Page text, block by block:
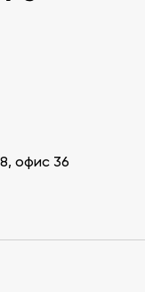
офис 36